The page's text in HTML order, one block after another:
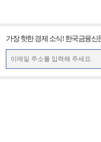
가장 핫한 경제 소식! 한국금융신